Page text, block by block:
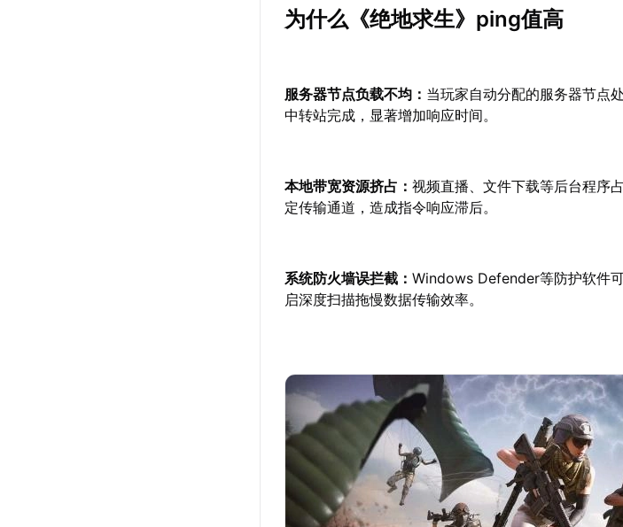
为什么《绝地求生》ping值高
服务器节点负载不均： 当玩家自动分配的服务器节点
中转站完成，显著增加响应时间。
本地带宽资源挤占：视频直播、文件下载等后台程序
定传输通道，造成指令响应滞后。
系统防火墙误拦截：Windows Defender等防护软件
启深度扫描拖慢数据传输效率。